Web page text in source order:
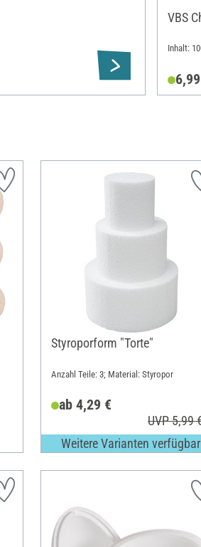
VBS
Inhalt:
Styroporform "Torte"
Anzahl Teile: 3; Material: Styropor
ab 4,29 €
UVP 5,99
Weitere Varianten verfügbar